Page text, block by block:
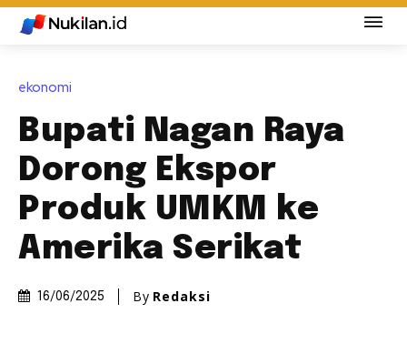
ekonomi
Bupati Nagan Raya
Dorong Ekspor
Produk UMKM ke
Amerika Serikat
16/06/2025 By Redaksi